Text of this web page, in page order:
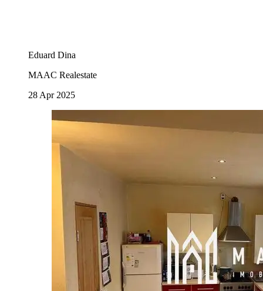
Eduard Dina
MAAC Realestate
28 Apr 2025